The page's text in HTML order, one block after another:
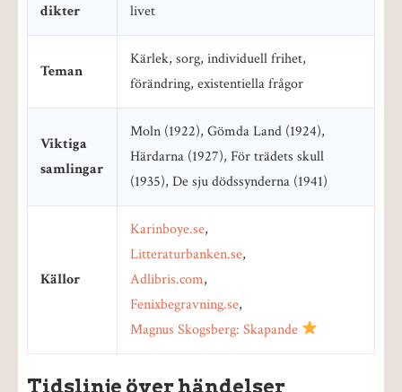
dikter
livet
Teman
Kärlek, sorg, individuell frihet,
förändring, existentiella frågor
Viktiga
samlingar
Moln (1922), Gömda Land (1924),
Härdarna (1927), För trädets skull
(1935), De sju dödssynderna (1941)
Källor
Karinboye.se,
Litteraturbanken.se,
Adlibris.com,
Fenixbegravning.se,
Magnus Skogsberg: Skapande
Tidslinje över händelser